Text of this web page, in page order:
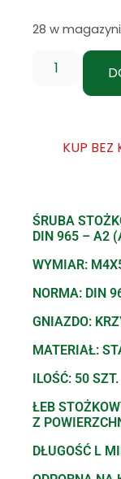
28 w
KUP BEZ
ŚRUBA
DIN 965 – A2
WYMIAR:
NORMA: DIN
GNIAZDO:
MATERIAŁ:
ILOŚĆ: 50 SZT.
ŁEB
Z
DŁUGOŚĆ L